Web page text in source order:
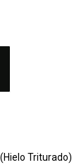
Triturado)